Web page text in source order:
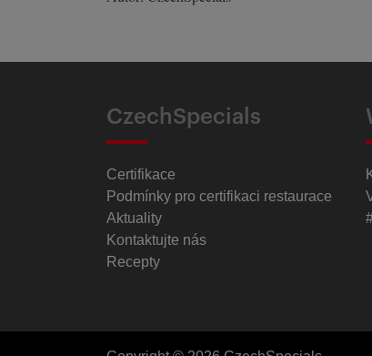
CzechSpecials
Certifikace
Podmínky pro certifikaci restaurace
Aktuality
Kontaktujte nás
Recepty